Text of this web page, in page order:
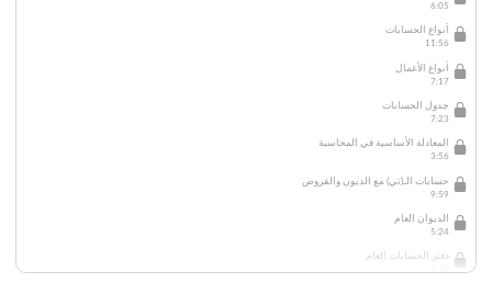
6:05
أنواع الحسابات
11:56
أنواع الأعمال
7:17
جدول الحسابات
7:23
المعادلة الأساسية في المحاسبة
3:56
حسابات الـ(تي) مع الديون والقروض
9:59
الديوان العام
5:24
دفتر الحسابات العام